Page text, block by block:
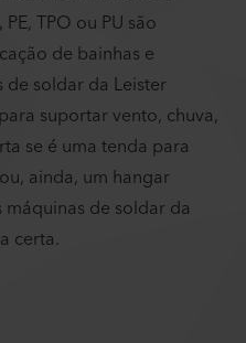
TPO ou PU são
de bainhas e
soldar da Leister
suportar vento, chuva,
se é uma tenda para
ainda, um hangar
de soldar da
certa.